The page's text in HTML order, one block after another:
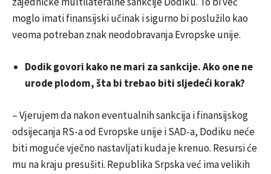
moglo imati finansijski učinak i sigurno bi poslužilo kao
veoma potreban znak neodobravanja Evropske unije.
Dodik govori kako ne mari za sankcije. Ako one ne
urode plodom, šta bi trebao biti sljedeći korak?
– Vjerujem da nakon eventualnih sankcija i finansijskog
odsijecanja RS-a od Evropske unije i SAD-a, Dodiku neće
biti moguće vječno nastavljati kuda je krenuo. Resursi će
mu na kraju presušiti. Republika Srpska već ima velikih